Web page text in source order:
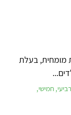
מומחית, בעלת
חמישי,